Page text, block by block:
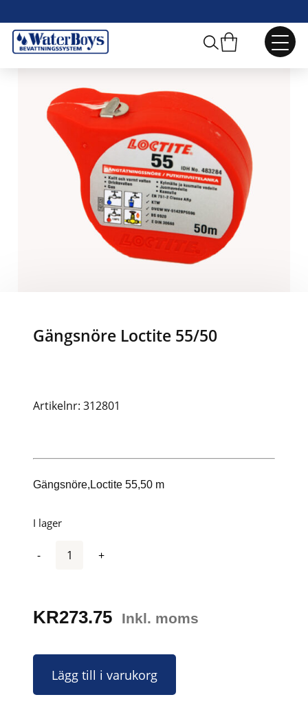
Webbshop / Slang, Rör, Kopplingar Lim och tätningsmedel
Gängsnöre Loctite 55/50
Artikelnr: 312801
Gängsnöre,Loctite 55,50 m
I lager
273.75
KR Inkl. moms
Lägg till i varukorg